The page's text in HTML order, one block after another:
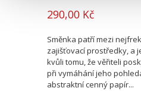
290,00 Kč
Směnka patří mezi
zajišťovací prostředky, a
kvůli tomu, že věřiteli
při vymáhání jeho
abstraktní cenný papír...